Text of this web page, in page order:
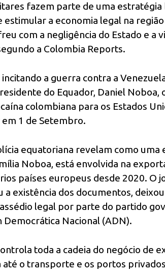
fazem parte de uma
estimular a economia legal na
com a negligência do Estado e a
a Colombia Reports.
a guerra contra a
do Equador, Daniel Noboa,
colombiana para os Estados
1 de Setembro.
equatoriana revelam como uma
Noboa, está envolvida na
países europeus desde 2020. O
a existência dos documentos,
legal por parte do partido
Democrática Nacional (ADN).
toda a cadeia do negócio de
até o transporte e os portos